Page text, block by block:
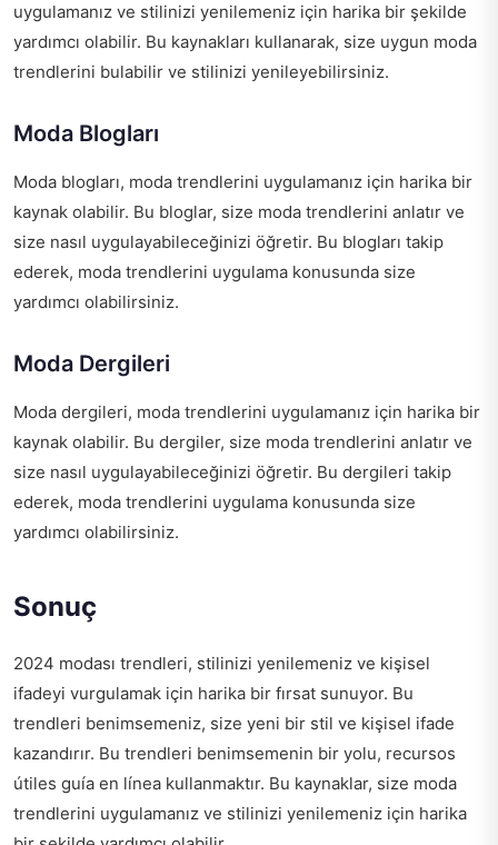
uygulamanız ve stilinizi yenilemeniz için harika bir şekilde
yardımcı olabilir. Bu kaynakları kullanarak, size uygun moda
trendlerini bulabilir ve stilinizi yenileyebilirsiniz.
Moda Blogları
Moda blogları, moda trendlerini uygulamanız için harika bir
kaynak olabilir. Bu bloglar, size moda trendlerini anlatır ve
size nasıl uygulayabileceğinizi öğretir. Bu blogları takip
ederek, moda trendlerini uygulama konusunda size
yardımcı olabilirsiniz.
Moda Dergileri
Moda dergileri, moda trendlerini uygulamanız için harika bir
kaynak olabilir. Bu dergiler, size moda trendlerini anlatır ve
size nasıl uygulayabileceğinizi öğretir. Bu dergileri takip
ederek, moda trendlerini uygulama konusunda size
yardımcı olabilirsiniz.
Sonuç
2024 modası trendleri, stilinizi yenilemeniz ve kişisel
ifadeyi vurgulamak için harika bir fırsat sunuyor. Bu
trendleri benimsemeniz, size yeni bir stil ve kişisel ifade
kazandırır. Bu trendleri benimsemenin bir yolu, recursos
útiles guía en línea kullanmaktır. Bu kaynaklar, size moda
trendlerini uygulamanız ve stilinizi yenilemeniz için harika